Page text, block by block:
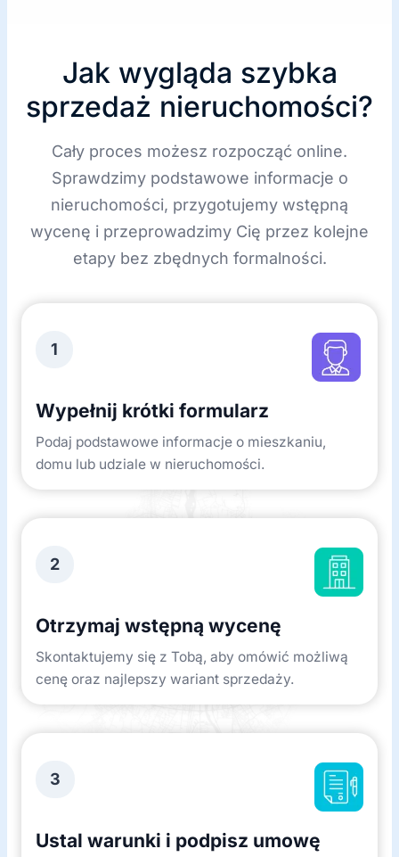
Jak wygląda szybka
sprzedaż nieruchomości?
Cały proces możesz rozpocząć online.
Sprawdzimy podstawowe informacje o
nieruchomości, przygotujemy wstępną
wycenę i przeprowadzimy Cię przez kolejne
etapy bez zbędnych formalności.
1
Wypełnij krótki formularz
Podaj podstawowe informacje o mieszkaniu,
domu lub udziale w nieruchomości.
2
Otrzymaj wstępną wycenę
Skontaktujemy się z Tobą, aby omówić możliwą
cenę oraz najlepszy wariant sprzedaży.
3
Ustal warunki i podpisz umowę